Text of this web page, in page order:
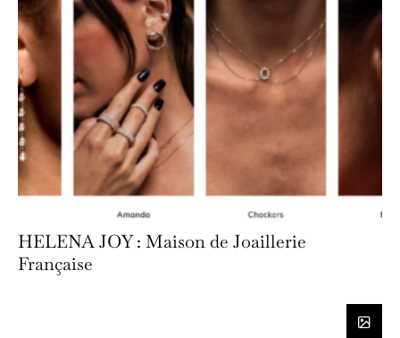
HELENA JOY : Maison de Joaillerie
Française